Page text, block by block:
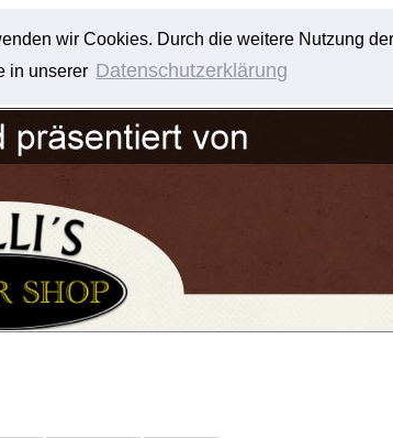
wir Cookies. Durch die weitere Nutzung
in unserer Datenschutzerklärung